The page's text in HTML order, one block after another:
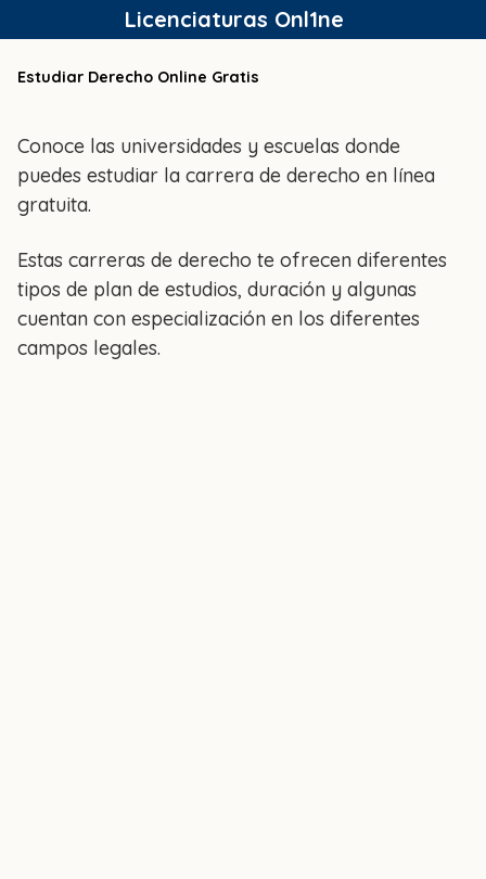
al
Licenciaturas Onl1ne
Estudiar Derecho Online Gratis
Conoce las universidades y escuelas donde
puedes estudiar la carrera de derecho en línea
gratuita.
Estas carreras de derecho te ofrecen diferentes
tipos de plan de estudios, duración y algunas
cuentan con especialización en los diferentes
campos legales.